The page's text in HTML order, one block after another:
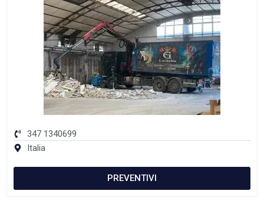
347 1340699
Italia
PREVENTIVI